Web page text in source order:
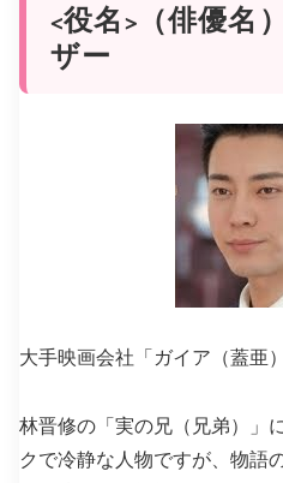
<役名>（俳優名
ザー
大手映画会社「ガイア（蓋亜
林晋修の「実の兄（兄弟）」
クで冷静な人物ですが、物語